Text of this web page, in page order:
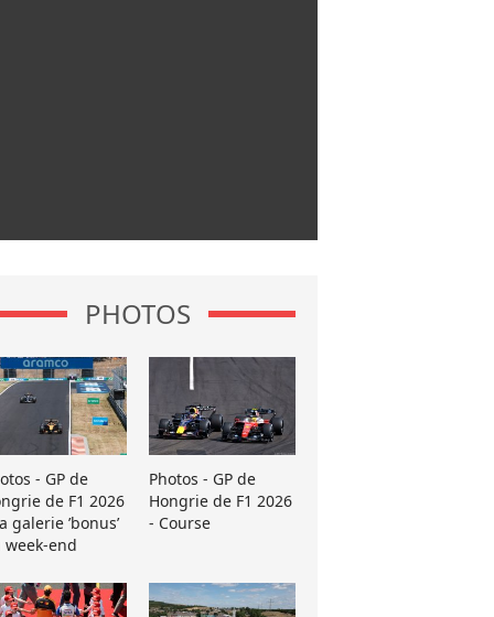
PHOTOS
- GP de
de F1 2026
galerie ’bonus’
week-end
Photos - GP de
Hongrie de F1 2026
- Course